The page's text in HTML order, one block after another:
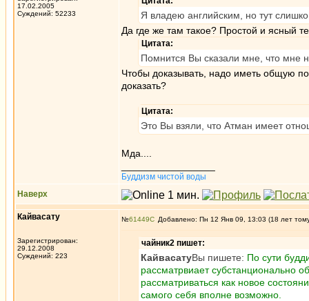
17.02.2005
Суждений: 52233
Я владею английским, но тут
Да где же там такое? Простой и ясный
Цитата:
Помнится Вы сказали мне, что мне
Чтобы доказывать, надо иметь общую
доказать?
Цитата:
Это Вы взяли, что Атман имеет
Мда....
Буддизм чистой воды
Наверх
Кайвасату
Зарегистрирован:
29.12.2008
Суждений: 223
№61449 Добавлено: Пн 12 Янв 09, 13:03 (18 лет
чайник2 пишет:
КайвасатуВы пишете: По сути
рассматрвиает субстанционально
рассматриваться как новое
самого себя вполне возможно.